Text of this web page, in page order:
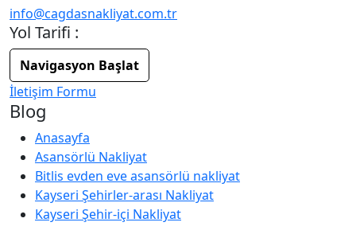
info@cagdasnakliyat.com.tr
Yol Tarifi :
Navigasyon Başlat
İletişim Formu
Blog
Anasayfa
Asansörlü Nakliyat
Bitlis evden eve asansörlü nakliyat
Kayseri Şehirler-arası Nakliyat
Kayseri Şehir-içi Nakliyat